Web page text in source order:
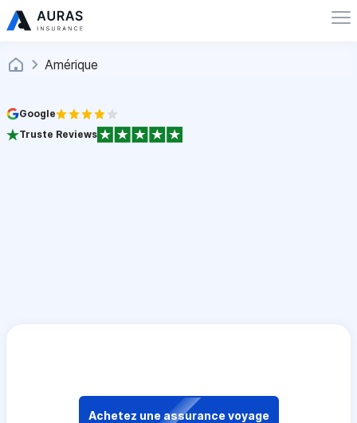
Amérique
Google
Truste Reviews
Achetez une assurance voyage